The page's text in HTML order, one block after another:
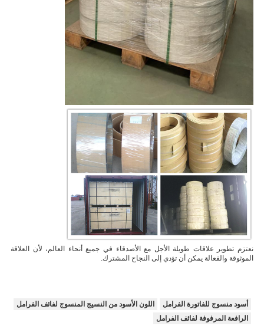
نعتزم تطوير علاقات طويلة الأجل مع الأصدقاء في جميع أنحاء العالم، لأن العلاقة
الموثوقة والفعالة يمكن أن تؤدي إلى النجاح المشترك.
أسود منسوج للفاتورة الفرامل
اللون الأسود من النسيج المنسوج لفائف الفرامل
الرافعة المرفوفة لفائف الفرامل